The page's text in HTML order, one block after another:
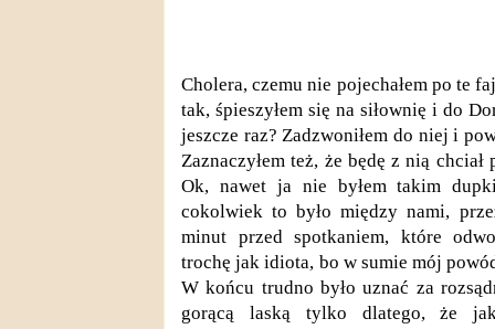
Cholera, czemu nie pojechałem po te
tak, śpieszyłem się na siłownię i do
jeszcze raz? Zadzwoniłem do niej i
Zaznaczyłem też, że będę z nią
Ok, nawet ja nie byłem takim
cokolwiek to było między nami,
minut przed spotkaniem, które
trochę jak idiota, bo w sumie mój
W końcu trudno było uznać za
gorącą laską tylko dlatego, że